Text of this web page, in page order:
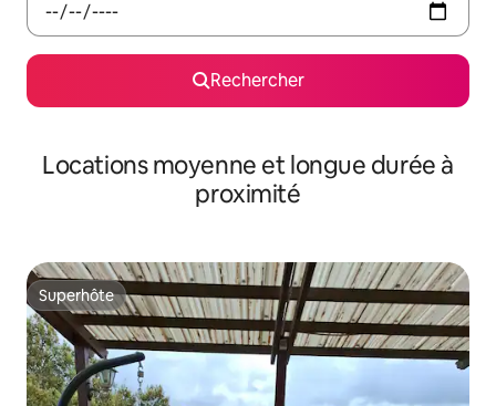
Rechercher
Locations moyenne et longue durée à
proximité
Superhôte
Superhôte